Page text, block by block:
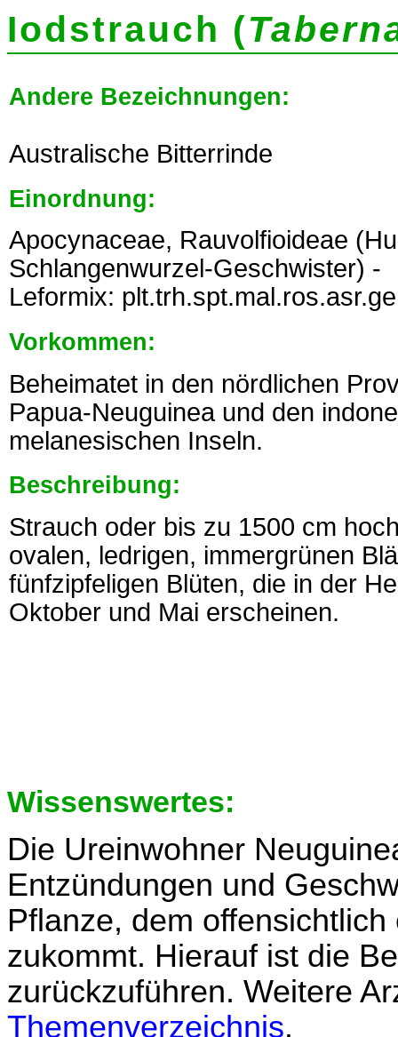
Iodstrauch (
Andere Bezeichnungen:
Australische Bitterrinde
Einordnung:
Apocynaceae, Rauvolfioideae
Schlangenwurzel-Geschwister) -
Leformix:
Vorkommen:
Beheimatet in den nördlichen
Papua-Neuguinea und den
melanesischen Inseln.
Beschreibung:
Strauch oder bis zu 1500 cm
ovalen, ledrigen, immergrünen
fünfzipfeligen Blüten, die in der
Oktober und Mai erscheinen.
Wissenswertes:
Die Ureinwohner
Entzündungen und
Pflanze, dem
zukommt. Hierauf ist die
zurückzuführen. Weitere
Themenverzeichnis.